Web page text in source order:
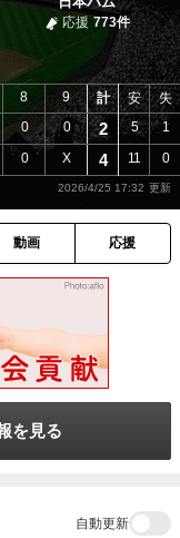
応援 773件
8
9
0
0
0 X
計 安 失
2 5 1
4 11 0
2026/4/25 17:32
動画 応援
を見る
自動更新